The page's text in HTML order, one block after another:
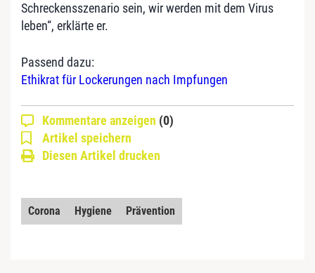
Schreckensszenario sein, wir werden mit dem Virus
leben“, erklärte er.
Passend dazu:
Ethikrat für Lockerungen nach Impfungen
Kommentare anzeigen (0)
Artikel speichern
Diesen Artikel drucken
Corona Hygiene Prävention